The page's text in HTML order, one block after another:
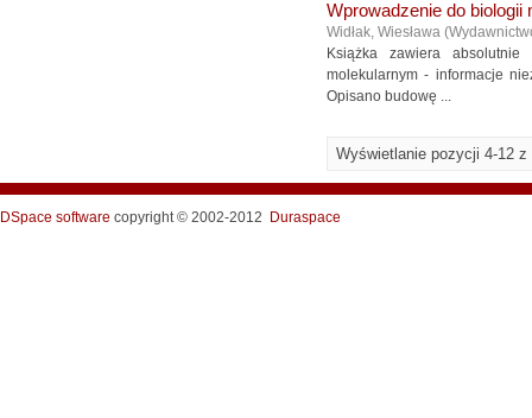
Wprowadzenie do biologii
Widłak, Wiesława (
Książka zawiera
molekularnym - informacje
Opisano budowę ...
Wyświetlanie pozycji 4-12 z
DSpace software copyright © 2002-2012 Duraspace